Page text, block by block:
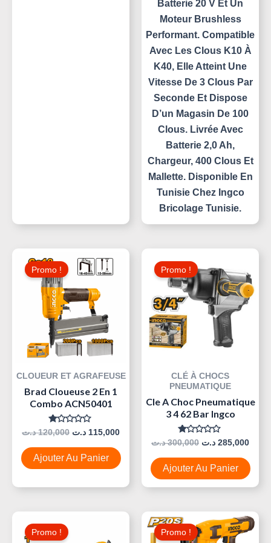
Batterie 20 V Et Un
Moteur Brushless
Performant. Compatible
Avec Les Clous K10 À
K40, Elle Atteint Une
Vitesse De 3 Clous Par
Seconde Et Dispose
D’un Magasin De 100
Clous. Livrée Avec
Batterie 2,0 Ah,
Chargeur, 400 Clous Et
Mallette. Disponible En
Tunisie Chez Ingco
Bricolage Tunisie.
Promo !
CLOUEUR ET AGRAFEUSE
Brad Cloueuse 2 En 1
Combo ACN50401
Note
Sur
5
120,000 د.ت
Prix
Initial
Était :
115,000 د.ت
Le
115,000 د.ت.
Ajouter Au Panier
Promo !
CLÉ À CHOCS
PNEUMATIQUE
Cle A Choc Pneumatique
3 4 62 Bar Ingco
Note
Sur
5
300,000 د.ت
Initial
Était :
300,000 د.ت.
285,000 د.ت
Le
Est :
Ajouter Au Panier
Promo !
Le
Promo !
Prix
Initial
Le
Prix